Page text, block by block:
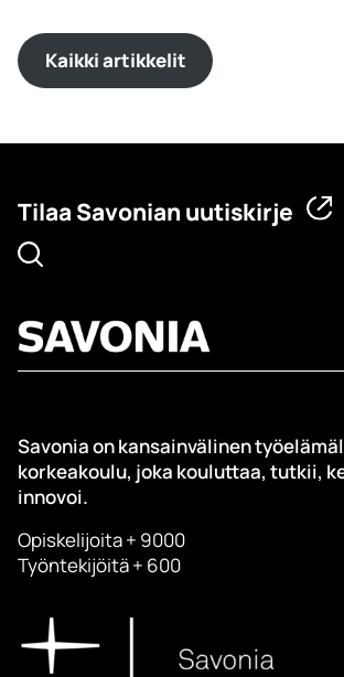
Kaikki artikkelit
Tilaa Savonian uutiskirje
Savonia on kansainvälinen
korkeakoulu, joka kouluttaa, tutkii,
innovoi.
Opiskelijoita + 9000
Työntekijöitä + 600